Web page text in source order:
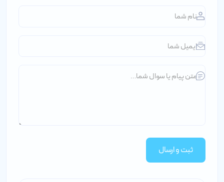
ثبت و ارسال